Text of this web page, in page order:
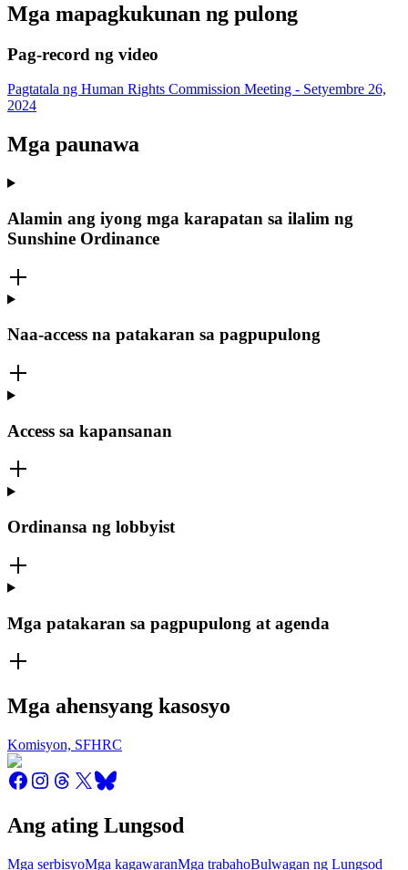
Mga mapagkukunan ng pulong
Pag-record ng video
Pagtatala ng Human Rights Commission Meeting - Setyembre 26,
2024
Mga paunawa
Alamin ang iyong mga karapatan sa ilalim ng
Sunshine Ordinance
Naa-access na patakaran sa pagpupulong
Access sa kapansanan
Ordinansa ng lobbyist
Mga patakaran sa pagpupulong at agenda
Mga ahensyang kasosyo
Komisyon, SFHRC
Ang ating Lungsod
Mga serbisyoMga kagawaranMga trabahoBulwagan ng Lungsod